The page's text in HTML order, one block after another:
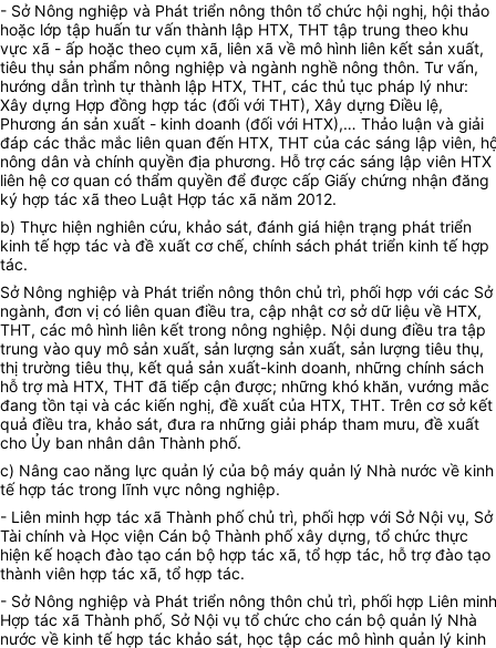
- Sở Nông nghiệp và Phát triển nông thôn tổ chức hội nghị, hội thảo
hoặc lớp tập huấn tư vấn thành lập HTX, THT tập trung theo khu
vực xã - ấp hoặc theo cụm xã, liên xã về mô hình liên kết sản xuất,
tiêu thụ sản phẩm nông nghiệp và ngành nghề nông thôn. Tư vấn,
hướng dẫn trình tự thành lập HTX, THT, các thủ tục pháp lý như:
Xây dựng Hợp đồng hợp tác (đối với THT), Xây dựng Điều lệ,
Phương án sản xuất - kinh doanh (đối với HTX),… Thảo luận và giải
đáp các thắc mắc liên quan đến HTX, THT của các sáng lập viên,
nông dân và chính quyền địa phương. Hỗ trợ các sáng lập viên HTX
liên hệ cơ quan có thẩm quyền để được cấp Giấy chứng nhận đăng
ký hợp tác xã theo Luật Hợp tác xã năm 2012.
b) Thực hiện nghiên cứu, khảo sát, đánh giá hiện trạng phát triển
kinh tế hợp tác và đề xuất cơ chế, chính sách phát triển kinh tế hợp
tác.
Sở Nông nghiệp và Phát triển nông thôn chủ trì, phối hợp với các Sở
ngành, đơn vị có liên quan điều tra, cập nhật cơ sở dữ liệu về HTX,
THT, các mô hình liên kết trong nông nghiệp. Nội dung điều tra tập
trung vào quy mô sản xuất, sản lượng sản xuất, sản lượng tiêu thụ,
thị trường tiêu thụ, kết quả sản xuất-kinh doanh, những chính sách
hỗ trợ mà HTX, THT đã tiếp cận được; những khó khăn, vướng mắc
đang tồn tại và các kiến nghị, đề xuất của HTX, THT. Trên cơ sở kết
quả điều tra, khảo sát, đưa ra những giải pháp tham mưu, đề xuất
cho Ủy ban nhân dân Thành phố.
c) Nâng cao năng lực quản lý của bộ máy quản lý Nhà nước về kinh
tế hợp tác trong lĩnh vực nông nghiệp.
- Liên minh hợp tác xã Thành phố chủ trì, phối hợp với Sở Nội vụ, Sở
Tài chính và Học viện Cán bộ Thành phố xây dựng, tổ chức thực
hiện kế hoạch đào tạo cán bộ hợp tác xã, tổ hợp tác, hỗ trợ đào tạo
thành viên hợp tác xã, tổ hợp tác.
- Sở Nông nghiệp và Phát triển nông thôn chủ trì, phối hợp Liên minh
Hợp tác xã Thành phố, Sở Nội vụ tổ chức cho cán bộ quản lý Nhà
nước về kinh tế hợp tác khảo sát, học tập các mô hình quản lý kinh